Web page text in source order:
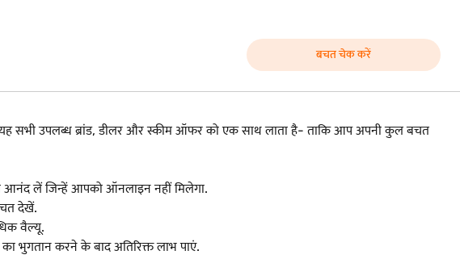
बचत चेक करें
सभी उपलब्ध ब्रांड, डीलर और स्कीम ऑफर को एक साथ लाता है- ताकि आप अपनी कुल बचत
आनंद लें जिन्हें आपको ऑनलाइन नहीं मिलेगा.
देखें.
वैल्यू.
भुगतान करने के बाद अतिरिक्त लाभ पाएं.